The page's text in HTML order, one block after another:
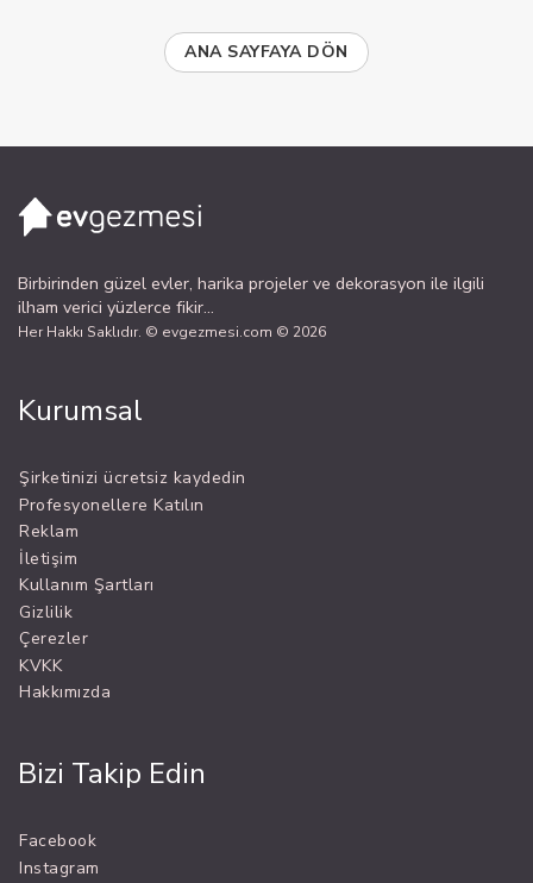
ANA SAYFAYA DÖN
Birbirinden güzel evler, harika projeler ve dekorasyon ile ilgili
ilham verici yüzlerce fikir...
Her Hakkı Saklıdır. © evgezmesi.com © 2026
Kurumsal
Şirketinizi ücretsiz kaydedin
Profesyonellere Katılın
Reklam
İletişim
Kullanım Şartları
Gizlilik
Çerezler
KVKK
Hakkımızda
Bizi Takip Edin
Facebook
Instagram